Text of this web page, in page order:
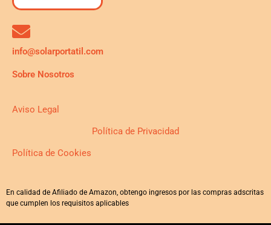
info@solarportatil.com
Sobre Nosotros
Aviso Legal
Política de Privacidad
Política de Cookies
En calidad de Afiliado de Amazon, obtengo ingresos por las compras adscritas
que cumplen los requisitos aplicables